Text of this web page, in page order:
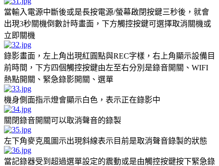
當輸入電源中斷後或是長按電源/螢幕啟閉按鍵三秒後，就會
出現3秒關機倒數計時畫面，下方觸控按鍵可選擇取消關機或
立即關機
錄影畫面，左上角出現紅圓點與REC字樣，右上角顯示設備目
前時間，下方四個觸控按鍵由左至右分別是錄音開關、WIFI
熱點開關、緊急錄影開關、選單
機身側面指示燈會顯示白色，表示正在錄影中
關閉錄音開關可以取消聲音的錄製
左下角麥克風圖示出現斜線表示目前是取消聲音錄製的狀態
當記錄器受到超過選單設定的震動或是由觸控按鍵按下緊急錄